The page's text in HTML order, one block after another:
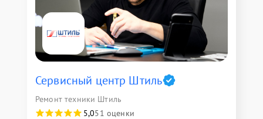
Сервисный центр Штиль
Ремонт техники Штиль
5,051 оценки